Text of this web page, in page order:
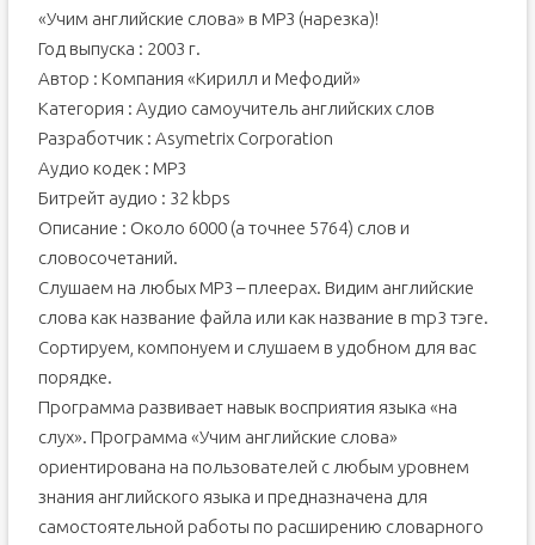
«Учим английские слова» в МР3 (нарезка)!
Год выпуска : 2003 г.
Автор : Компания «Кирилл и Мефодий»
Категория : Аудио самоучитель английских слов
Разработчик : Asymetrix Corporation
Аудио кодек : MP3
Битрейт аудио : 32 kbps
Описание : Около 6000 (а точнее 5764) слов и
словосочетаний.
Слушаем на любых МР3 – плеерах. Видим английские
слова как название файла или как название в mp3 тэге.
Сортируем, компонуем и слушаем в удобном для вас
порядке.
Программа развивает навык восприятия языка «на
слух». Программа «Учим английские слова»
ориентирована на пользователей с любым уровнем
знания английского языка и предназначена для
самостоятельной работы по расширению словарного